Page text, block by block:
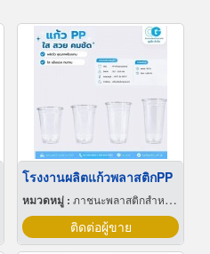
โรงงานผลิตแก้วพลาสติกPP
หมวดหมู่ : ภาชนะพลาสติกสำหรับบรรจุ
ติดต่อผู้ขาย